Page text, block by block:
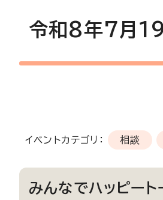
令和8年7月19
イベントカテゴリ： 相談
みんなでハッピート